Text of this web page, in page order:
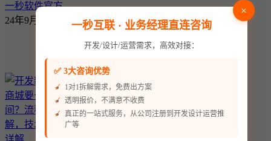
一秒软件官方
24年9月28日
×
一秒互联 · 业务经理直连咨询
开发/设计/运营需求，高效对接：
✅ 3大咨询优势
1对1拆解需求，免费出方案
透明报价，不满意不收费
真正的一站式服务，从公司注册到开发设计运营推
广等